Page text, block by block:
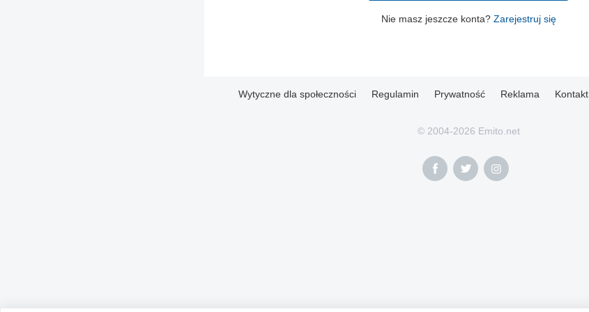
Nie masz jeszcze konta? Zarejestruj się
Wytyczne dla społeczności Regulamin Prywatność Reklama Kontakt
© 2004-2026 Emito.net